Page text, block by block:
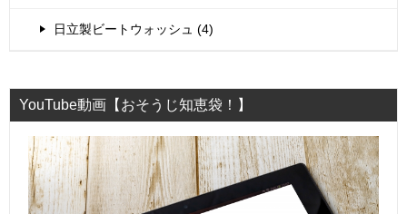
日立製ビートウォッシュ (4)
YouTube動画【おそうじ知恵袋！】